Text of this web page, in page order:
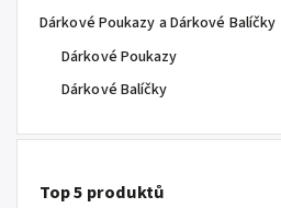
Dárkové Poukazy a Dárkové Balíčky
Dárkové Poukazy
Dárkové Balíčky
Top 5 produktů